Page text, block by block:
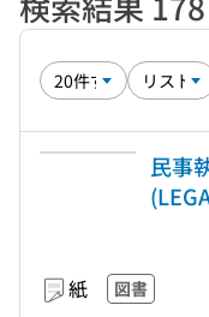
民事
紙 図書